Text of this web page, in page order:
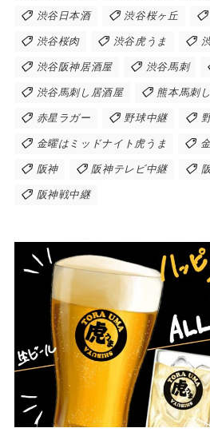
渋谷日本酒 渋谷桜ヶ丘
渋谷桜肉 渋谷虎うま
渋谷阪神居酒屋 渋谷馬刺
渋谷馬刺し居酒屋 熊本馬刺し
赤星ラガー 野球中継
金曜はミッドナイト虎うま
阪神 阪神テレビ中継
阪神戦中継